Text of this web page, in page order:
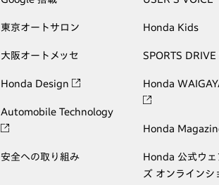
東京オートサロン
大阪オートメッセ
Honda Design
Automobile Technology
安全への取り組み
Honda Kids
SPORTS DRIVE
Honda
Honda
Honda 公式ウェ
ズ オンラインシ